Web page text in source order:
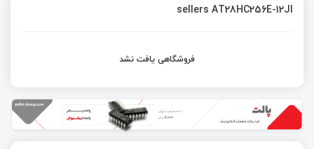
sellers AT28HC256E-12JI
فروشگاهی یافت نشد